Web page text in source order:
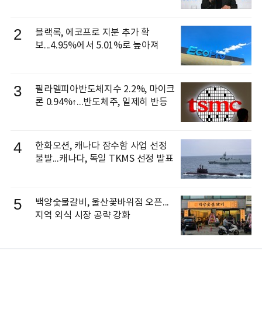
2
블랙록, 에코프로 지분 추가 확
보...4.95%에서 5.01%로 높아져
3
필라델피아반도체지수 2.2%, 마이크
론 0.94%↑...반도체주, 일제히 반등
4
한화오션, 캐나다 잠수함 사업 선정
불발...캐나다, 독일 TKMS 선정 발표
5
백양숯불갈비, 울산꽃바위점 오픈...
지역 외식 시장 공략 강화